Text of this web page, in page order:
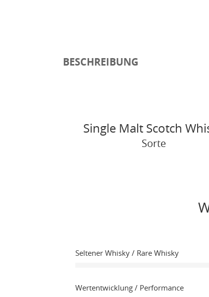
BESCHREIBUNG
Single Malt Scotch
Sorte
Seltener Whisky / Rare Whisky
Wertentwicklung / Performance